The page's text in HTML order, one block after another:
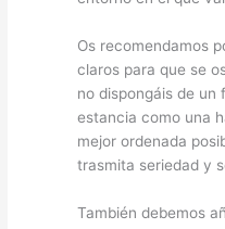
Os recomendamos
claros para que se
no dispongáis de un
estancia como una
mejor ordenada
trasmita seriedad y
También debemos